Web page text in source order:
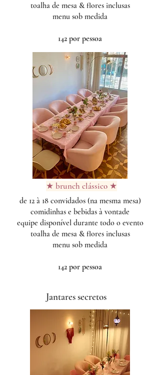
toalha de mesa & flores inclusas
menu sob medida
142 por pessoa
★ brunch clássico ★
de 12 à 18 convidados (na mesma mesa)
comidinhas e bebidas à vontade
equipe disponível durante todo o evento
toalha de mesa & flores inclusas
menu sob medida
142 por pessoa
Jantares secretos